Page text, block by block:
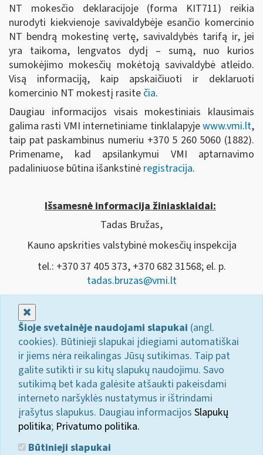
NT mokesčio deklaracijoje (forma KIT711) reikia
nurodyti kiekvienoje savivaldybėje esančio komercinio
NT bendrą mokestinę vertę, savivaldybės tarifą ir, jei
yra taikoma, lengvatos dydį – sumą, nuo kurios
sumokėjimo mokesčių mokėtoją savivaldybė atleido.
Visą informaciją, kaip apskaičiuoti ir deklaruoti
komercinio NT mokestį rasite čia.
Daugiau informacijos visais mokestiniais klausimais
galima rasti VMI internetiniame tinklalapyjewww.vmi.lt,
taip pat paskambinus numeriu +370 5 260 5060 (1882).
Primename, kad apsilankymui VMI aptarnavimo
padaliniuose būtina išankstinė registracija.
Išsamesnė informacija žiniasklaidai:
Tadas Bružas,
Kauno apskrities valstybinė mokesčių inspekcija
tel.: +370 37 405 373, +370 682 31568; el. p.
tadas.bruzas@vmi.lt
Šioje svetainėje naudojami slapukai (angl.
cookies). Būtinieji slapukai įdiegiami automatiškai
ir jiems nėra reikalingas Jūsų sutikimas. Taip pat
galite sutikti ir su kitų slapukų naudojimu. Savo
sutikimą bet kada galėsite atšaukti pakeisdami
interneto naršyklės nustatymus ir ištrindami
įrašytus slapukus. Daugiau informacijos Slapukų
politika; Privatumo politika.
Būtinieji slapukai